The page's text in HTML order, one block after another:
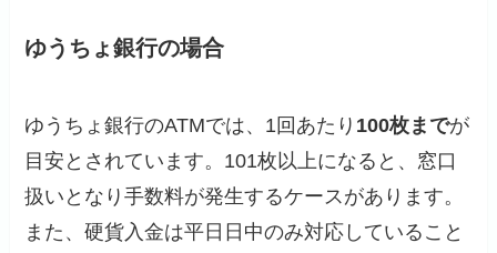
ゆうちょ銀行の場合
ゆうちょ銀行のATMでは、1回あたり 100枚までが
目安とされています。101枚以上になると、窓口
扱いとなり手数料が発生するケースがあります。
また、硬貨入金は平日日中のみ対応していること